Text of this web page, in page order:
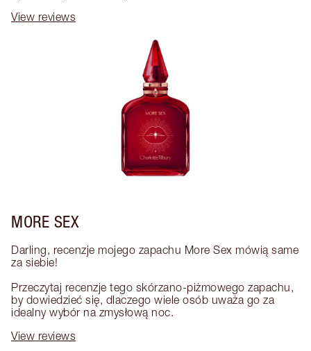
View reviews
MORE SEX
Darling, recenzje mojego zapachu More Sex mówią same
za siebie!
Przeczytaj recenzje tego skórzano-piżmowego zapachu,
by dowiedzieć się, dlaczego wiele osób uważa go za
idealny wybór na zmysłową noc.
View reviews